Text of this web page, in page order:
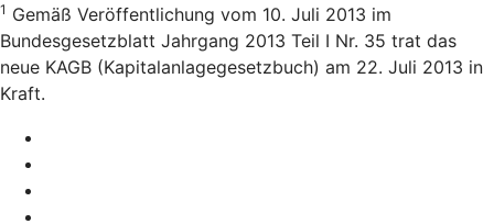
1 Gemäß Veröffentlichung vom 10. Juli 2013 im
Bundesgesetzblatt Jahrgang 2013 Teil I Nr. 35 trat das
neue KAGB (Kapitalanlagegesetzbuch) am 22. Juli 2013 in
Kraft.